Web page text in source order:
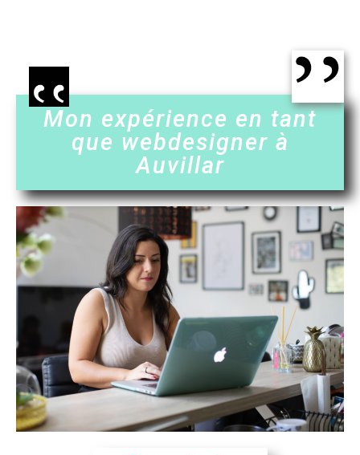
Mon expérience en tant
que webdesigner à
Auvillar